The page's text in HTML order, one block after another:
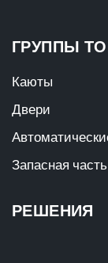
ГРУППЫ
Каюты
Двери
Запасная часть
РЕШЕНИЯ